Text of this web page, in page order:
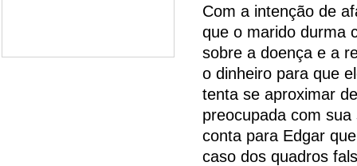
Com a intenção de
que o marido durma
sobre a doença e a
o dinheiro para que
tenta se aproximar
preocupada com
conta para Edgar
caso dos quadros